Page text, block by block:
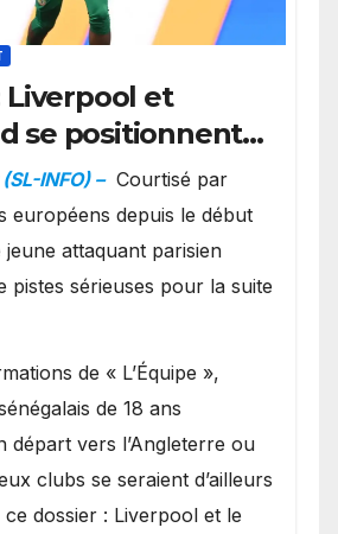
Liverpool et
se positionnent
pour recruter
INFO) – Courtisé par
européens depuis le début
attaquant parisien
pistes sérieuses pour la suite
de « L’Équipe »,
de 18 ans
départ vers l’Angleterre ou
clubs se seraient d’ailleurs
ce dossier : Liverpool et le